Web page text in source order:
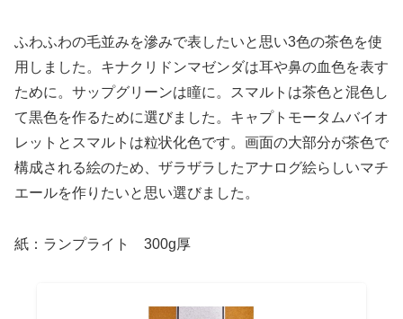
ふわふわの毛並みを滲みで表したいと思い3色の茶色を使
用しました。キナクリドンマゼンダは耳や鼻の血色を表す
ために。サップグリーンは瞳に。スマルトは茶色と混色し
て黒色を作るために選びました。キャプトモータムバイオ
レットとスマルトは粒状化色です。画面の大部分が茶色で
構成される絵のため、ザラザラしたアナログ絵らしいマチ
エールを作りたいと思い選びました。
紙：ランプライト 300g厚